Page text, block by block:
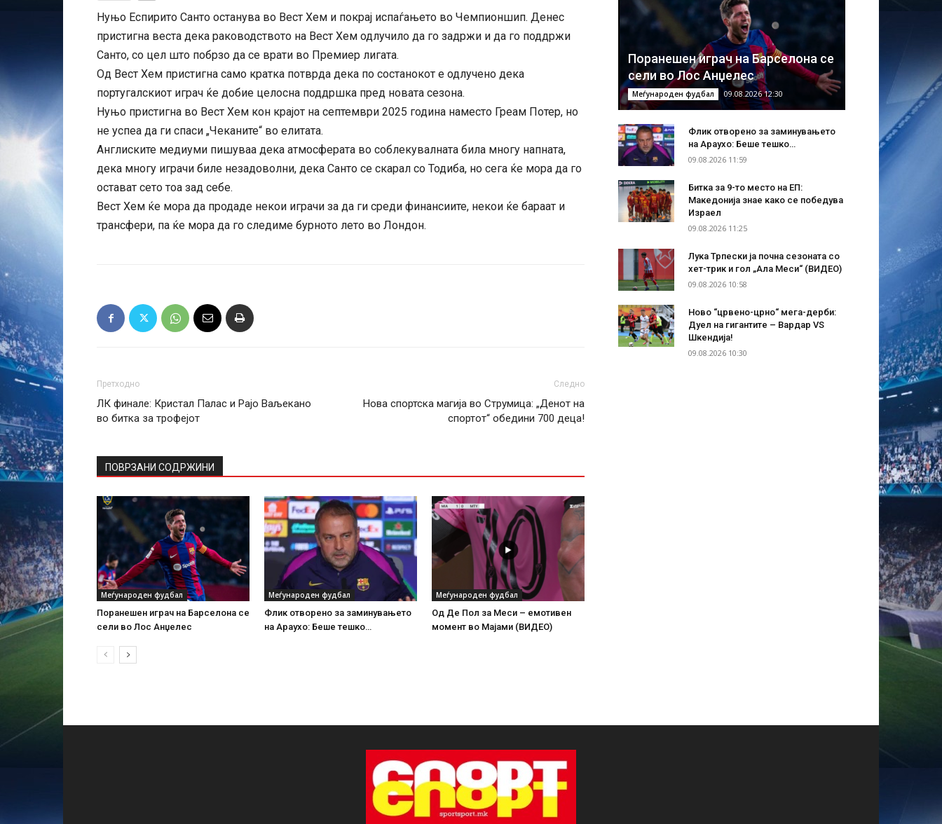
Нуњо Еспирито Санто останува во Вест Хем и покрај испаѓањето во Чемпионшип. Денес
пристигна веста дека раководството на Вест Хем одлучило да го задржи и да го поддржи
Санто, со цел што побрзо да се врати во Премиер лигата.
Од Вест Хем пристигна само кратка потврда дека по состанокот е одлучено дека
португалскиот играч ќе добие целосна поддршка пред новата сезона.
Нуњо пристигна во Вест Хем кон крајот на септември 2025 година наместо Греам Потер, но
не успеа да ги спаси „Чеканите“ во елитата.
Англиските медиуми пишуваа дека атмосферата во соблекувалната била многу напната,
дека многу играчи биле незадоволни, дека Санто се скарал со Тодиба, но сега ќе мора да го
остават сето тоа зад себе.
Вест Хем ќе мора да продаде некои играчи за да ги среди финансиите, некои ќе бараат и
трансфери, па ќе мора да го следиме бурното лето во Лондон.
Претходно
ЛК финале: Кристал Палас и Рајо Ваљекано
во битка за трофејот
Следно
Нова спортска магија во Струмица: „Денот на
спортот“ обедини 700 деца!
ПОВРЗАНИ СОДРЖИНИ
Меѓународен фудбал
Поранешен играч на Барселона се
сели во Лос Анџелес
Меѓународен фудбал
Флик отворено за заминувањето
на Араухо: Беше тешко…
Меѓународен фудбал
Од Де Пол за Меси – емотивен
момент во Мајами (ВИДЕО)
Поранешен играч на Барселона се
сели во Лос Анџелес
Меѓународен фудбал 09.08.2026 12:30
Флик отворено за заминувањето
на Араухо: Беше тешко…
09.08.2026 11:59
Битка за 9-то место на ЕП:
Македонија знае како се победува
Израел
09.08.2026 11:25
Лука Трпески ја почна сезоната со
хет-трик и гол „Ала Меси“ (ВИДЕО)
09.08.2026 10:58
Ново “црвено-црно“ мега-дерби:
Дуел на гигантите – Вардар VS
Шкендија!
09.08.2026 10:30